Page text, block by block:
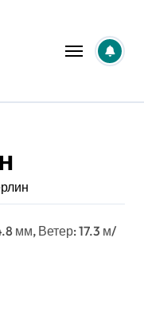
мм, Ветер: 17.3 м/